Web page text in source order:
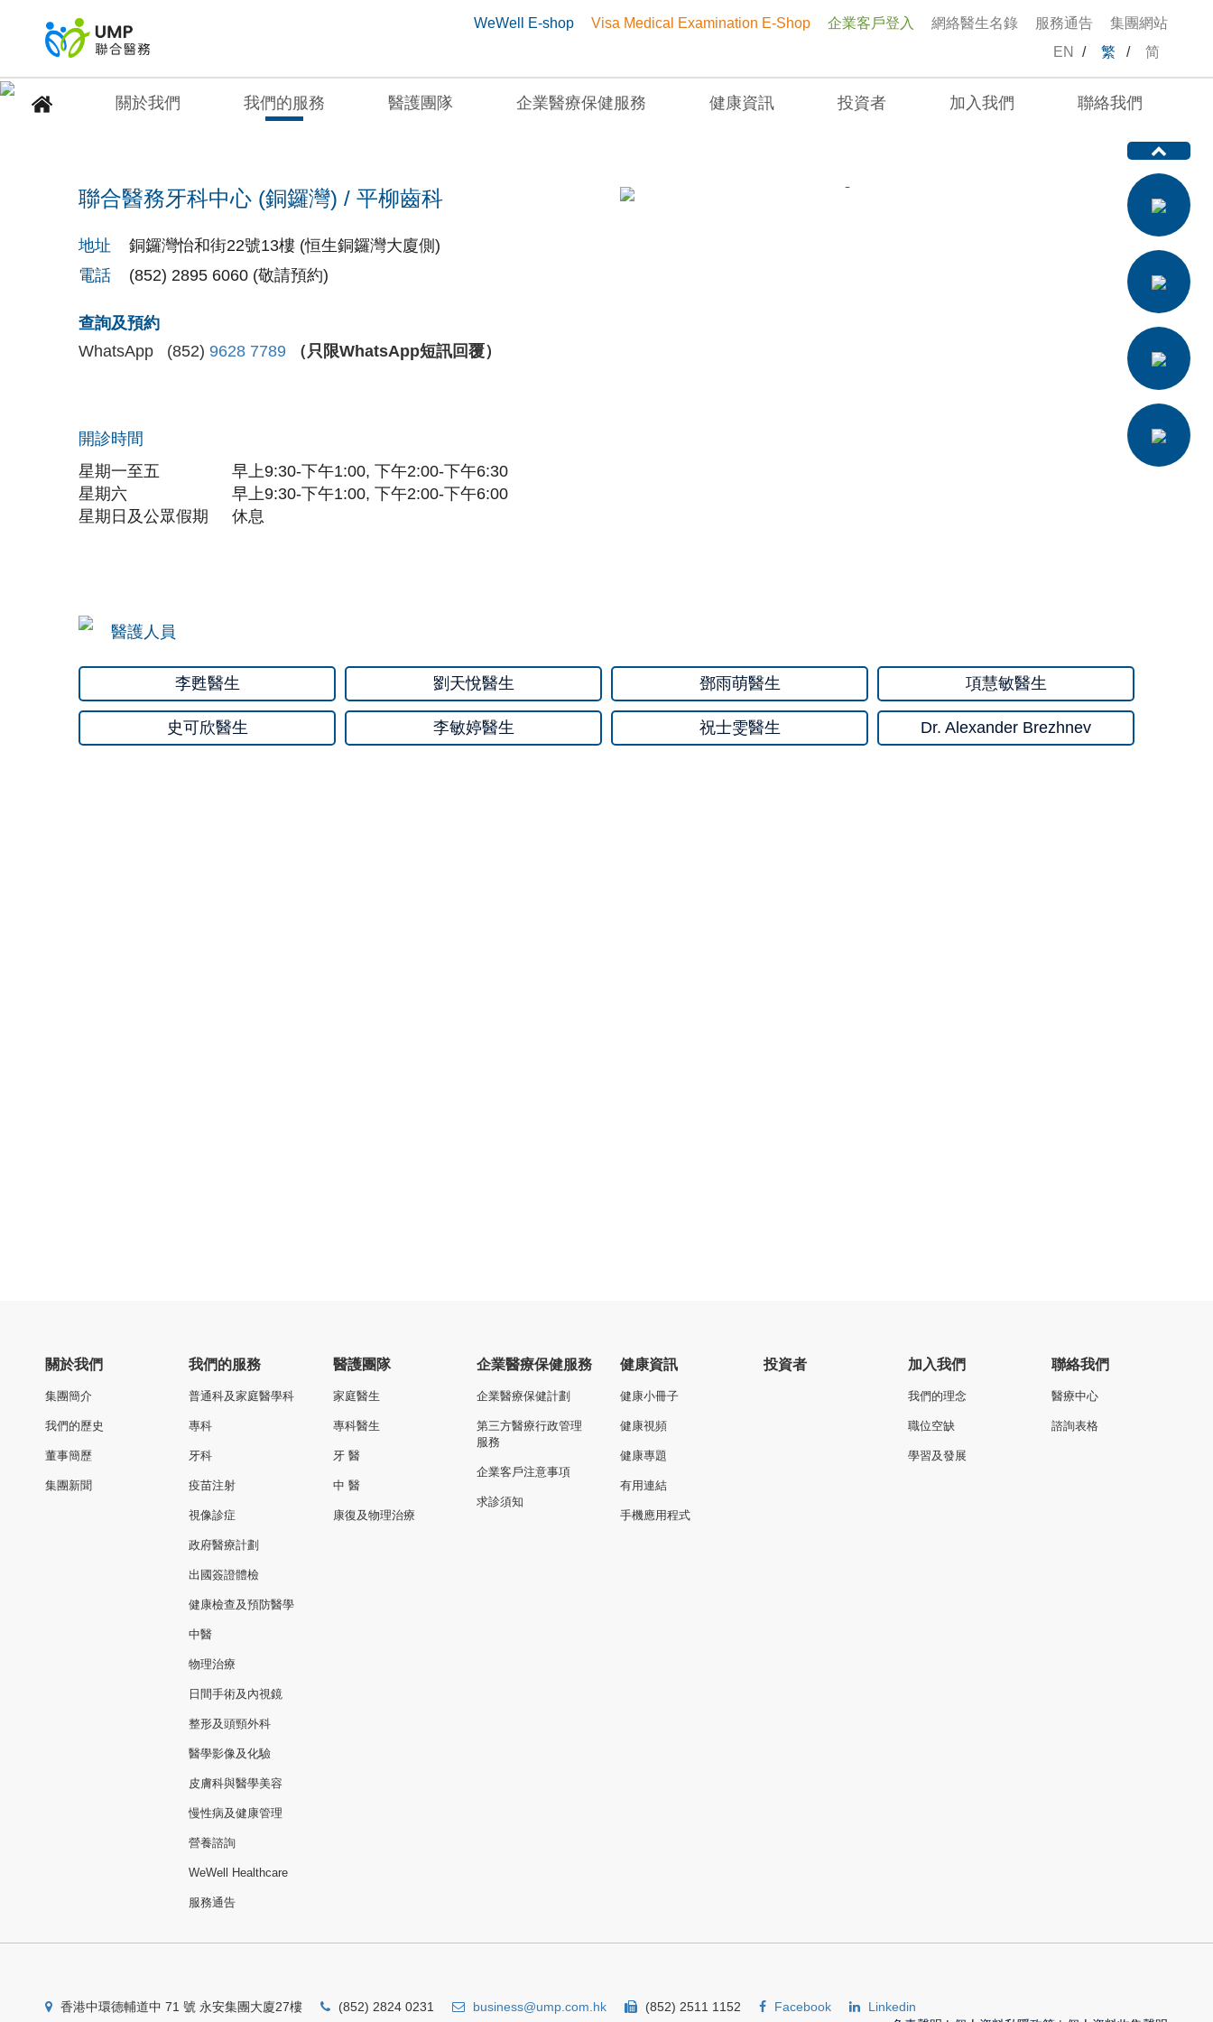
WeWell E-shop Visa Medical Examination E-Shop 企業客戶登入 網絡醫生名錄 服務通告
集團網站
EN
/ 繁 / 简
關於我們 我們的服務 醫護團隊 企業醫療保健服務 健康資訊 投資者 加入我們 聯絡我們
聯合醫務牙科中心 (銅鑼灣) / 平柳齒科
聯合醫務牙科中心 (銅鑼灣) / 平柳齒科
地址
銅鑼灣怡和街22號13樓 (恒生銅鑼灣大廈側)
電話
(852) 2895 6060 (敬請預約)
查詢及預約
WhatsApp (852) 9628 7789 （只限WhatsApp短訊回覆）
開診時間
星期一至五
早上9:30-下午1:00, 下午2:00-下午6:30
星期六
早上9:30-下午1:00, 下午2:00-下午6:00
星期日及公眾假期 休息
醫護人員
李甦醫生 劉天悅醫生 鄧雨萌醫生 項慧敏醫生
史可欣醫生 李敏婷醫生 祝士雯醫生 Dr. Alexander Brezhnev
關於我們
集團簡介
我們的歷史
董事簡歷
集團新聞
我們的服務
普通科及家庭醫學科
專科
牙科
疫苗注射
視像診症
政府醫療計劃
出國簽證體檢
健康檢查及預防醫學
中醫
物理治療
日間手術及內視鏡
整形及頭頸外科
醫學影像及化驗
皮膚科與醫學美容
慢性病及健康管理
營養諮詢
WeWell Healthcare
服務通告
醫護團隊
家庭醫生
專科醫生
牙 醫
中 醫
康復及物理治療
企業醫療保健服務
企業醫療保健計劃
第三方醫療行政管理
服務
企業客戶注意事項
求診須知
健康資訊
健康小冊子
健康視頻
健康專題
有用連結
手機應用程式
投資者 加入我們
我們的理念
職位空缺
學習及發展
聯絡我們
醫療中心
諮詢表格
香港中環德輔道中 71 號 永安集團大廈27樓 (852) 2824 0231 business@ump.com.hk (852) 2511 1152 Facebook
Linkedin